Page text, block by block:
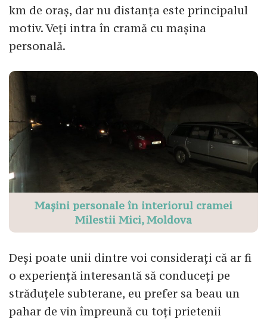
km de oraș, dar nu distanța este principalul
motiv. Veți intra în cramă cu mașina
personală.
Mașini personale în interiorul cramei
Milestii Mici, Moldova
Deși poate unii dintre voi considerați că ar fi
o experiență interesantă să conduceți pe
străduțele subterane, eu prefer sa beau un
pahar de vin împreună cu toți prietenii